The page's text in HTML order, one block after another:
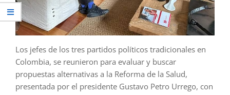
Los jefes de los tres partidos políticos tradicionales en
Colombia, se reunieron para evaluar y buscar
propuestas alternativas a la Reforma de la Salud,
presentada por el presidente Gustavo Petro Urrego, con